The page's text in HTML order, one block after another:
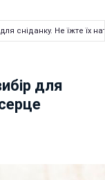
сніданку. Не їжте їх
для